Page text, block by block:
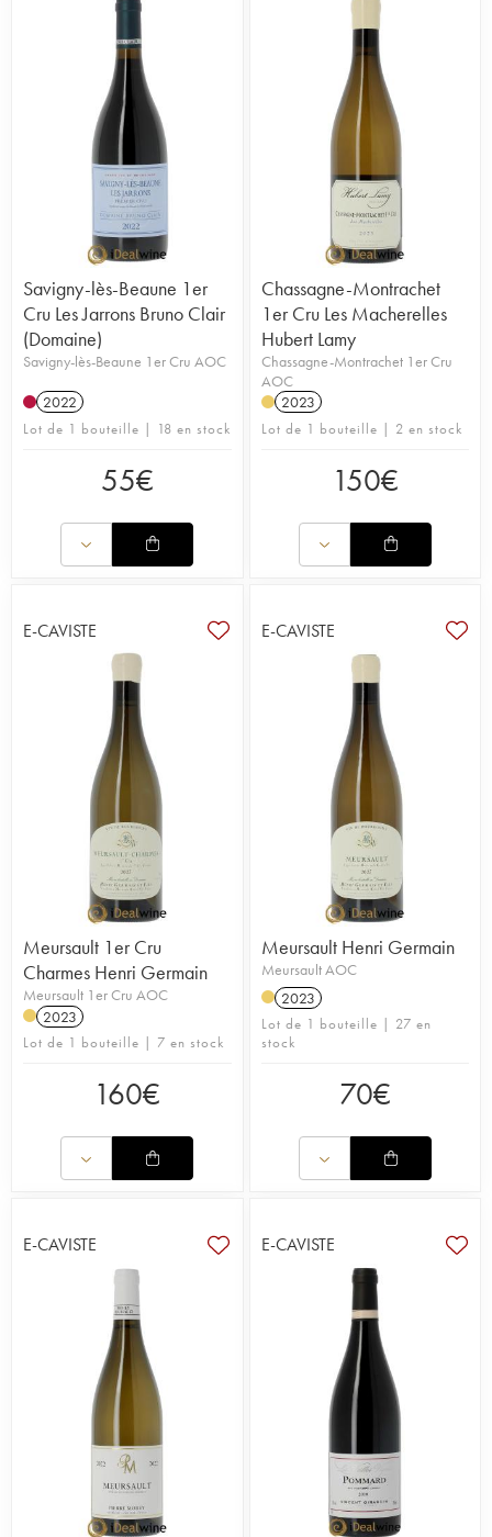
Savigny-lès-Beaune 1er
Cru Les Jarrons Bruno Clair
(Domaine)
Savigny-lès-Beaune 1er Cru AOC
2022
Lot de 1 bouteille | 18 en stock
55€
Chassagne-Montrachet
1er Cru Les Macherelles
Hubert Lamy
Chassagne-Montrachet 1er Cru
AOC
2023
Lot de 1 bouteille | 2 en stock
150€
E-CAVISTE
Meursault 1er Cru
Charmes Henri Germain
Meursault 1er Cru AOC
2023
Lot de 1 bouteille | 7 en stock
160€
E-CAVISTE
Meursault Henri Germain
Meursault AOC
2023
Lot de 1 bouteille | 27 en
stock
70€
E-CAVISTE E-CAVISTE